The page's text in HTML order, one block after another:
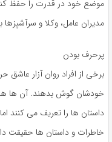
موضع خود در قدرت را حفظ
مدیران عامل، وکلا و
پرحرف بودن
برخی از افراد روان آزار
خودشان گوش بدهند. آن ها
داستان ها را تعریف می کنند
خاطرات و داستان ها حقیقت